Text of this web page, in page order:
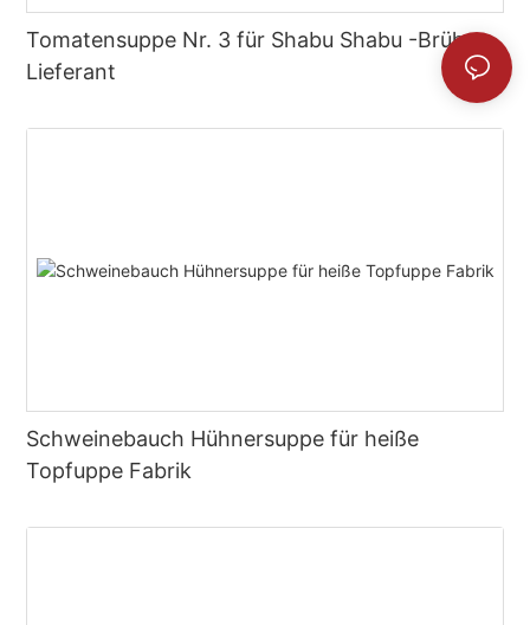
Tomatensuppe Nr. 3 für Shabu Shabu -Brüh -
Lieferant
Schweinebauch Hühnersuppe für heiße
Topfuppe Fabrik